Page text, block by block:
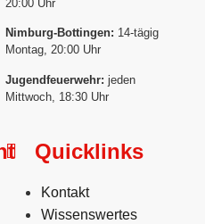
20:00 Uhr
Nimburg-Bottingen: 14-tägig
Montag, 20:00 Uhr
Jugendfeuerwehr: jeden
Mittwoch, 18:30 Uhr
Quicklinks
Kontakt
Wissenswertes